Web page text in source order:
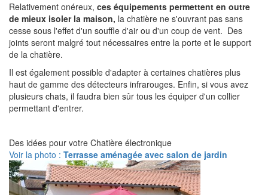
Relativement onéreux, ces équipements permettent en outre
de mieux isoler la maison, la chatière ne s'ouvrant pas sans
cesse sous l'effet d'un souffle d'air ou d'un coup de vent. Des
joints seront malgré tout nécessaires entre la porte et le support
de la chatière.
Il est également possible d'adapter à certaines chatières plus
haut de gamme des détecteurs infrarouges. Enfin, si vous avez
plusieurs chats, il faudra bien sûr tous les équiper d'un collier
permettant d'entrer.
Des idées pour votre Chatière électronique
Voir la photo : Terrasse aménagée avec salon de jardin